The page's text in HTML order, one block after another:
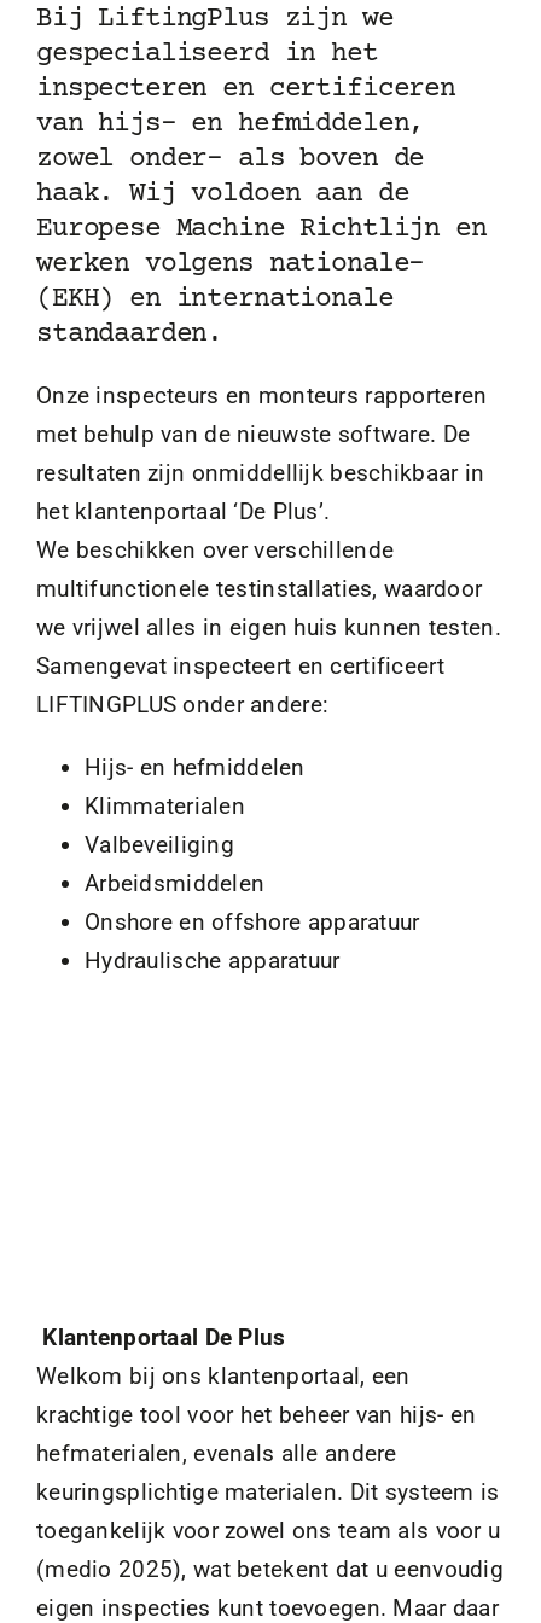
Bij LiftingPlus zijn we
gespecialiseerd in het
inspecteren en certificeren
van hijs- en hefmiddelen,
zowel onder- als boven de
haak. Wij voldoen aan de
Europese Machine Richtlijn en
werken volgens nationale-
(EKH) en internationale
standaarden.
Onze inspecteurs en monteurs rapporteren
met behulp van de nieuwste software. De
resultaten zijn onmiddellijk beschikbaar in
het klantenportaal ‘De Plus’.
We beschikken over verschillende
multifunctionele testinstallaties, waardoor
we vrijwel alles in eigen huis kunnen testen.
Samengevat inspecteert en certificeert
LIFTINGPLUS onder andere:
Hijs- en hefmiddelen
Klimmaterialen
Valbeveiliging
Arbeidsmiddelen
Onshore en offshore apparatuur
Hydraulische apparatuur
Klantenportaal De Plus
Welkom bij ons klantenportaal, een
krachtige tool voor het beheer van hijs- en
hefmaterialen, evenals alle andere
keuringsplichtige materialen. Dit systeem is
toegankelijk voor zowel ons team als voor u
(medio 2025), wat betekent dat u eenvoudig
eigen inspecties kunt toevoegen. Maar daar